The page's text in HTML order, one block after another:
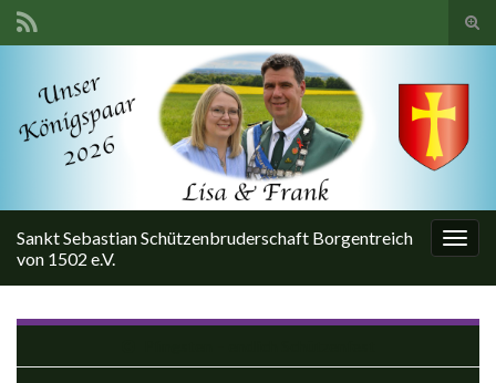
Search for:
Sankt Sebastian Schützenbruderschaft Borgentreich
von 1502 e.V.